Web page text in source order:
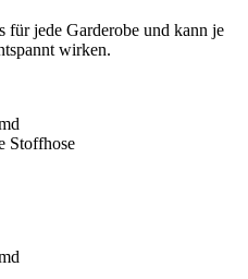
für jede Garderobe und kann je
wirken.
Stoffhose